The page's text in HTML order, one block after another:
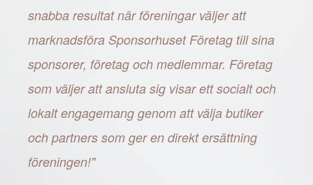
snabba resultat när föreningar väljer att
marknadsföra Sponsorhuset Företag till sina
sponsorer, företag och medlemmar. Företag
som väljer att ansluta sig visar ett socialt och
lokalt engagemang genom att välja butiker
och partners som ger en direkt ersättning
föreningen!"